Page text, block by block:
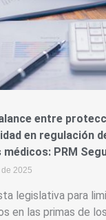
entre
en regulación
médicos: PRM
2025
legislativa para
en las primas de